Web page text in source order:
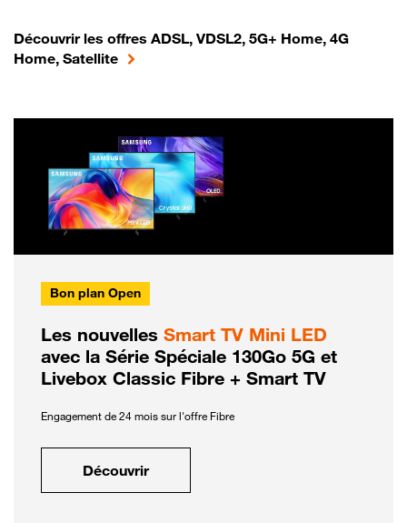
Découvrir les offres ADSL, VDSL2, 5G+ Home, 4G
Home, Satellite
Bon plan Open
Les nouvelles Smart TV Mini LED
avec la Série Spéciale 130Go 5G et
Livebox Classic Fibre + Smart TV
Engagement de 24 mois sur l'offre Fibre
Découvrir